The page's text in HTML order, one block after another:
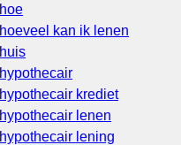
hoe
hoeveel kan ik lenen
huis
hypothecair
hypothecair krediet
hypothecair lenen
hypothecair lening